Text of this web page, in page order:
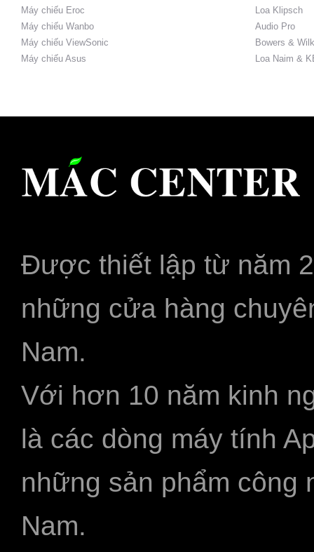
Máy chiếu Eroc
Máy chiếu Wanbo
Máy chiếu ViewSonic
Máy chiếu Asus
Loa Klipsch
Audio Pro
Bowers &
Loa Naim &
Được thiết lập từ năm
những cửa hàng
Nam.
Với hơn 10 năm kinh
là các dòng máy tính
những sản phẩm công
Nam.